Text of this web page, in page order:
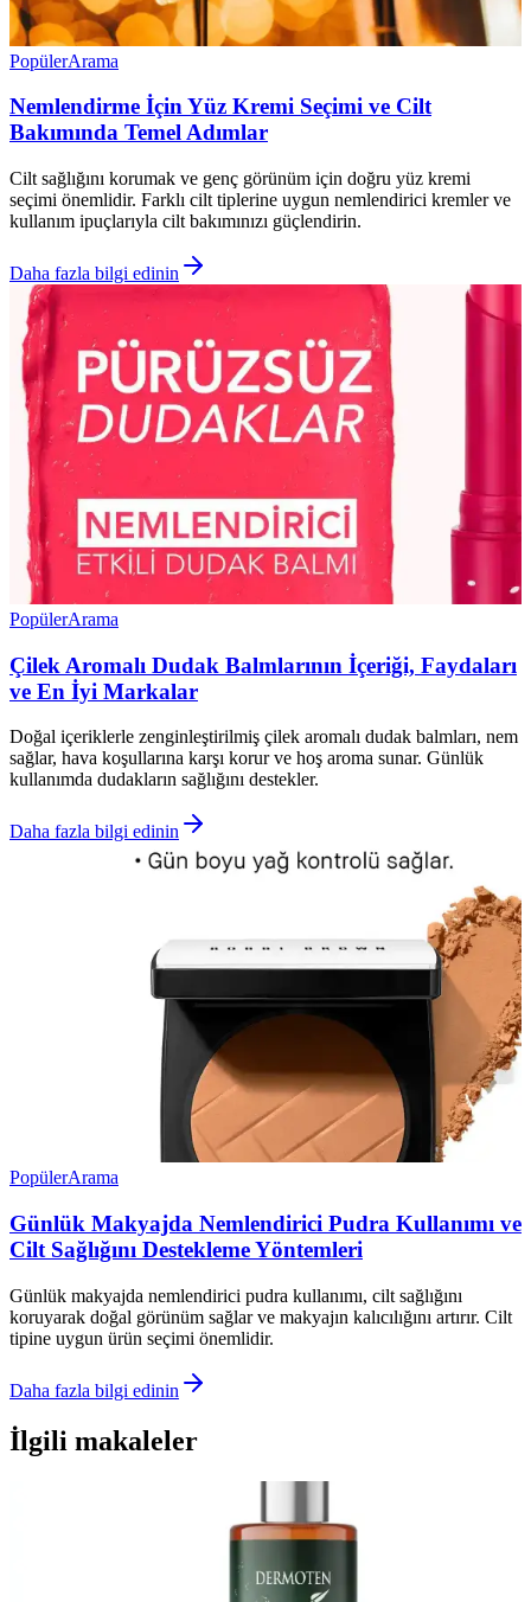
PopülerArama
Nemlendirme İçin Yüz Kremi Seçimi ve Cilt
Bakımında Temel Adımlar
Cilt sağlığını korumak ve genç görünüm için doğru yüz kremi
seçimi önemlidir. Farklı cilt tiplerine uygun nemlendirici kremler ve
kullanım ipuçlarıyla cilt bakımınızı güçlendirin.
Daha fazla bilgi edinin
PopülerArama
Çilek Aromalı Dudak Balmlarının İçeriği, Faydaları
ve En İyi Markalar
Doğal içeriklerle zenginleştirilmiş çilek aromalı dudak balmları, nem
sağlar, hava koşullarına karşı korur ve hoş aroma sunar. Günlük
kullanımda dudakların sağlığını destekler.
Daha fazla bilgi edinin
PopülerArama
Günlük Makyajda Nemlendirici Pudra Kullanımı ve
Cilt Sağlığını Destekleme Yöntemleri
Günlük makyajda nemlendirici pudra kullanımı, cilt sağlığını
koruyarak doğal görünüm sağlar ve makyajın kalıcılığını artırır. Cilt
tipine uygun ürün seçimi önemlidir.
Daha fazla bilgi edinin
İlgili makaleler